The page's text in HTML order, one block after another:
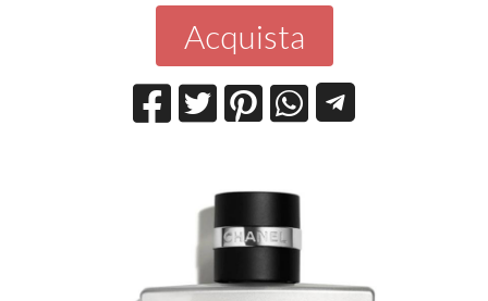
Acquista